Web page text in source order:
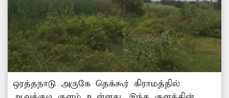
ஒரத்தநாடு அருகே தெக்கூர் கிராமத்தில்